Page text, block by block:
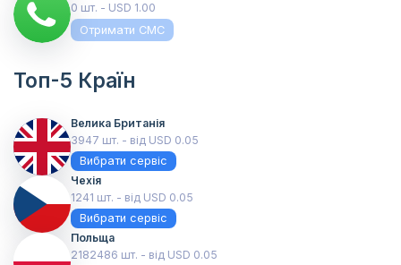
0 шт. - USD 1.00
Отримати СМС
Топ-5 Країн
Велика Британія
3947 шт. - від USD 0.05
Вибрати сервіс
Чехія
1241 шт. - від USD 0.05
Вибрати сервіс
Польща
2182486 шт. - від USD 0.05